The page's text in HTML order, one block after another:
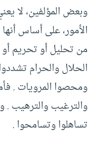
وبعض المؤلفين، لا
الأمور، على أساس
من تحليل أو تحريم أو
الحلال والحرام
ومحصوا المرويات .
والترغيب والترهيب .
تساهلوا وتسامحوا .